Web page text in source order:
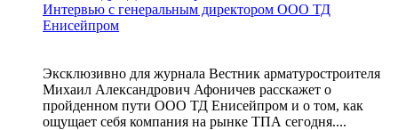
Интервью с генеральным директором ООО ТД
Енисейпром
Эксклюзивно для журнала Вестник арматуростроителя
Михаил Александрович Афоничев расскажет о
пройденном пути ООО ТД Енисейпром и о том, как
ощущает себя компания на рынке ТПА сегодня....